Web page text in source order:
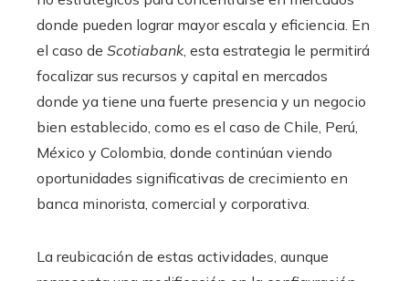
donde pueden lograr mayor escala y eficiencia. En
el caso de Scotiabank, esta estrategia le permitirá
focalizar sus recursos y capital en mercados
donde ya tiene una fuerte presencia y un negocio
bien establecido, como es el caso de Chile, Perú,
México y Colombia, donde continúan viendo
oportunidades significativas de crecimiento en
banca minorista, comercial y corporativa.
La reubicación de estas actividades, aunque